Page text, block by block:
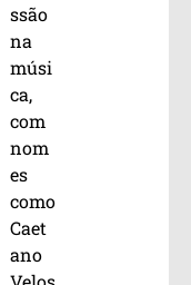
ssão
na
músi
ca,
com
nom
es
como
Caet
ano